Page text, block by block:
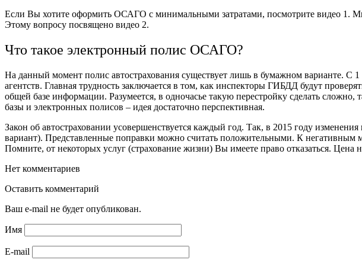
Если Вы хотите оформить ОСАГО с минимальными затратами, посмотрите видео 1.
Этому вопросу посвящено видео 2.
Что такое электронный полис ОСАГО?
На данный момент полис автострахования существует лишь в бумажном варианте.
агентств. Главная трудность заключается в том, как инспекторы ГИБДД будут
общей базе информации. Разумеется, в одночасье такую перестройку сделать
базы и электронных полисов – идея достаточно перспективная.
Закон об автостраховании усовершенствуется каждый год. Так, в 2015 году
вариант). Представленные поправки можно считать положительными. К негативным
Помните, от некоторых услуг (страхование жизни) Вы имеете право отказаться. Цена
Нет комментариев
Оставить комментарий
Ваш e-mail не будет опубликован.
Имя
E-mail